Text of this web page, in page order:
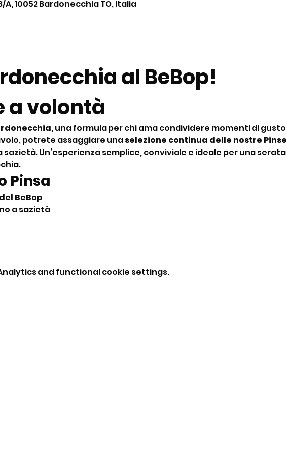
A, 10052 Bardonecchia TO, Italia
al BeBop!
a volontà
, una formula per chi ama condividere momenti di gusto
potrete assaggiare una selezione continua delle nostre Pinse
Un’esperienza semplice, conviviale e ideale per una serata
Pinsa
BeBop
a sazietà
and functional cookie settings.